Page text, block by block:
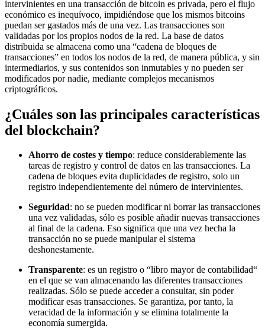
intervinientes en una transacción de bitcoin es privada, pero el flujo
económico es inequívoco, impidiéndose que los mismos bitcoins
puedan ser gastados más de una vez. Las transacciones son
validadas por los propios nodos de la red. La base de datos
distribuida se almacena como una “cadena de bloques de
transacciones” en todos los nodos de la red, de manera pública, y sin
intermediarios, y sus contenidos son inmutables y no pueden ser
modificados por nadie, mediante complejos mecanismos
criptográficos.
¿Cuáles son las principales características
del blockchain?
Ahorro de costes y tiempo: reduce considerablemente las
tareas de registro y control de datos en las transacciones. La
cadena de bloques evita duplicidades de registro, solo un
registro independientemente del número de intervinientes.
Seguridad: no se pueden modificar ni borrar las transacciones
una vez validadas, sólo es posible añadir nuevas transacciones
al final de la cadena. Eso significa que una vez hecha la
transacción no se puede manipular el sistema
deshonestamente.
Transparente: es un registro o “libro mayor de contabilidad“
en el que se van almacenando las diferentes transacciones
realizadas. Sólo se puede acceder a consultar, sin poder
modificar esas transacciones. Se garantiza, por tanto, la
veracidad de la información y se elimina totalmente la
economía sumergida.